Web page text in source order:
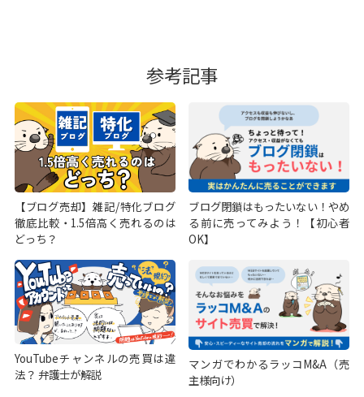
参考記事
【ブログ売却】雑記/特化ブログ
徹底比較・1.5倍高く売れるのは
どっち？
ブログ閉鎖はもったいない！やめ
る前に売ってみよう！【初心者
OK】
YouTubeチャンネルの売買は違
法？ 弁護士が解説
マンガでわかるラッコM&A（売
主様向け）